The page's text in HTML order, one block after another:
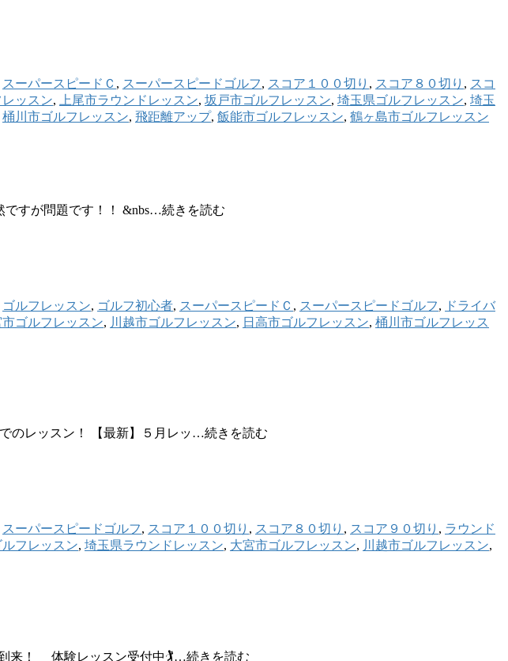
スーパースピードＣ , スーパースピードゴルフ, スコア１００切り , スコア８０切り , スコ
レッスン, 上尾市ラウンドレッスン, 坂戸市ゴルフレッスン, 埼玉県ゴルフレッスン, 埼玉
桶川市ゴルフレッスン, 飛距離アップ, 飯能市ゴルフレッスン, 鶴ヶ島市ゴルフレッスン
ですが問題です！！ &nbs…続きを読む
ゴルフレッスン, ゴルフ初心者, スーパースピードＣ , スーパースピードゴルフ, ドライバ
市ゴルフレッスン, 川越市ゴルフレッスン, 日高市ゴルフレッスン, 桶川市ゴルフレッス
のレッスン！ 【最新】５月レッ…続きを読む
スーパースピードゴルフ, スコア１００切り , スコア８０切り , スコア９０切り , ラウンド
フレッスン, 埼玉県ラウンドレッスン, 大宮市ゴルフレッスン, 川越市ゴルフレッスン,
来！ 体験レッスン受付中🏌…続きを読む